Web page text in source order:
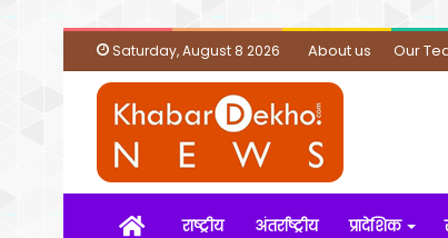
Saturday, August 8 2026 About us Our
Homeराष्ट्रीय अंतर्राष्ट्रीय प्रादेशिक